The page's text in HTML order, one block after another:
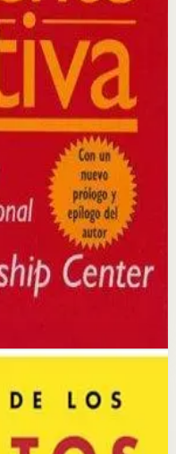
persona que
sus relaciones
lograr resultados
efectividad surge del
superficiales;
la base del cambio
comisión si compras